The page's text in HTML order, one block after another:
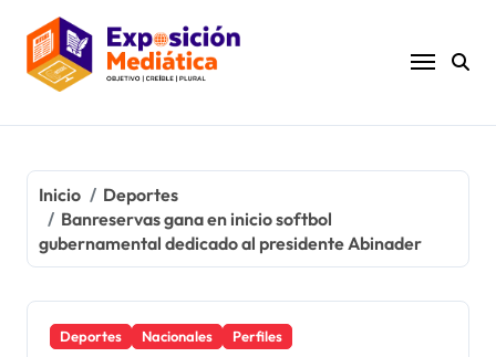
contenido
Inicio
Deportes
Banreservas gana en inicio softbol
gubernamental dedicado al presidente Abinader
Deportes Nacionales Perfiles